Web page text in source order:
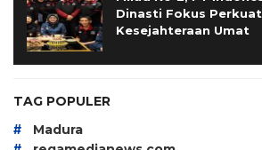
Dinasti Fokus
Kesejahteraan Umat
TAG POPULER
# Madura